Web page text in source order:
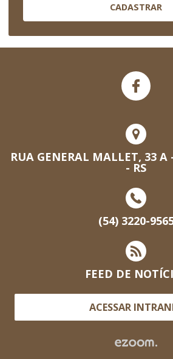
CADASTRAR
RUA GENERAL MALLET, 33 A
- RS
(54) 3220-
FEED DE
ACESSAR